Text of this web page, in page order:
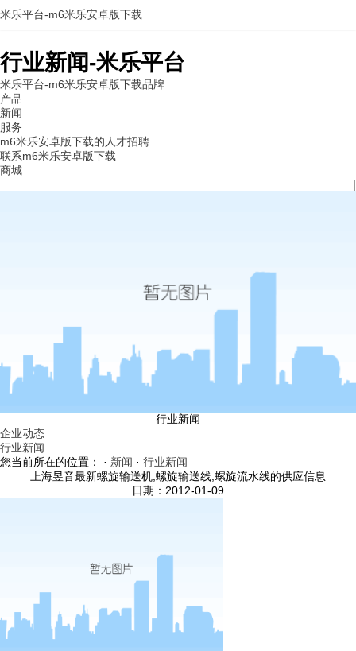
行业新闻-米乐平台
米乐平台-m6米乐安卓版下载品牌
产品
新闻
服务
m6米乐安卓版下载的人才招聘
联系m6米乐安卓版下载
商城
|
米乐平台-m6米乐安卓版下载
行业新闻
企业动态
行业新闻
您当前所在的位置： · 新闻 · 行业新闻
上海昱音最新螺旋输送机,螺旋输送线,螺旋流水线的供应信息
日期：2012-01-09